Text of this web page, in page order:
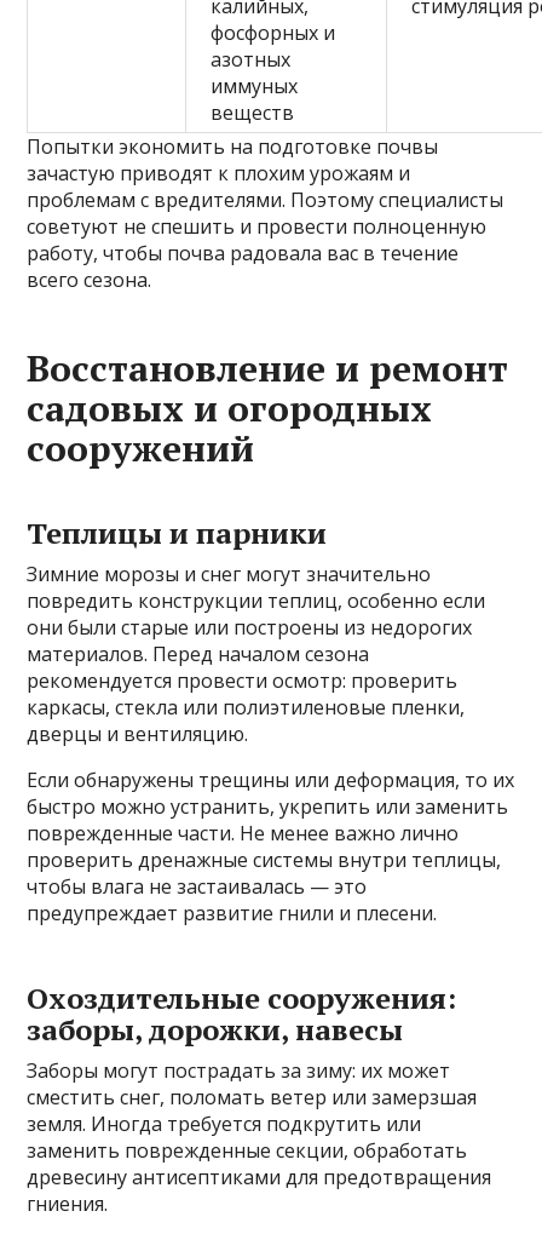
калийных,
фосфорных и
азотных
иммуных
веществ
стимуляция
Попытки экономить на подготовке почвы
зачастую приводят к плохим урожаям и
проблемам с вредителями. Поэтому специалисты
советуют не спешить и провести полноценную
работу, чтобы почва радовала вас в течение
всего сезона.
Восстановление и ремонт
садовых и огородных
сооружений
Теплицы и парники
Зимние морозы и снег могут значительно
повредить конструкции теплиц, особенно если
они были старые или построены из недорогих
материалов. Перед началом сезона
рекомендуется провести осмотр: проверить
каркасы, стекла или полиэтиленовые пленки,
дверцы и вентиляцию.
Если обнаружены трещины или деформация, то их
быстро можно устранить, укрепить или заменить
поврежденные части. Не менее важно лично
проверить дренажные системы внутри теплицы,
чтобы влага не застаивалась — это
предупреждает развитие гнили и плесени.
Охоздительные сооружения:
заборы, дорожки, навесы
Заборы могут пострадать за зиму: их может
сместить снег, поломать ветер или замерзшая
земля. Иногда требуется подкрутить или
заменить поврежденные секции, обработать
древесину антисептиками для предотвращения
гниения.